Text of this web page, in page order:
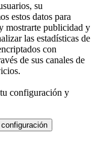
su
estos datos para
mostrarte publicidad y
las estadísticas de
con
de sus canales de
configuración y